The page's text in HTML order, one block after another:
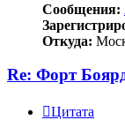
Сообщения:
Откуда:
Re: Форт
Цитата